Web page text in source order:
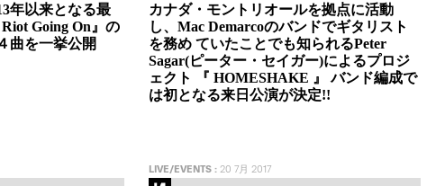
年以来となる最
Going On』の
曲を一挙公開
カナダ・モントリオールを拠点に活動
し、Mac Demarcoのバンドでギタリスト
を務め ていたことでも知られるPeter
Sagar(ピーター・セイガー)によるプロジ
ェクト 『 HOMESHAKE 』 バンド編成で
は初となる来日公演が決定!!
LIVE/EVENTS:20 7月 2017